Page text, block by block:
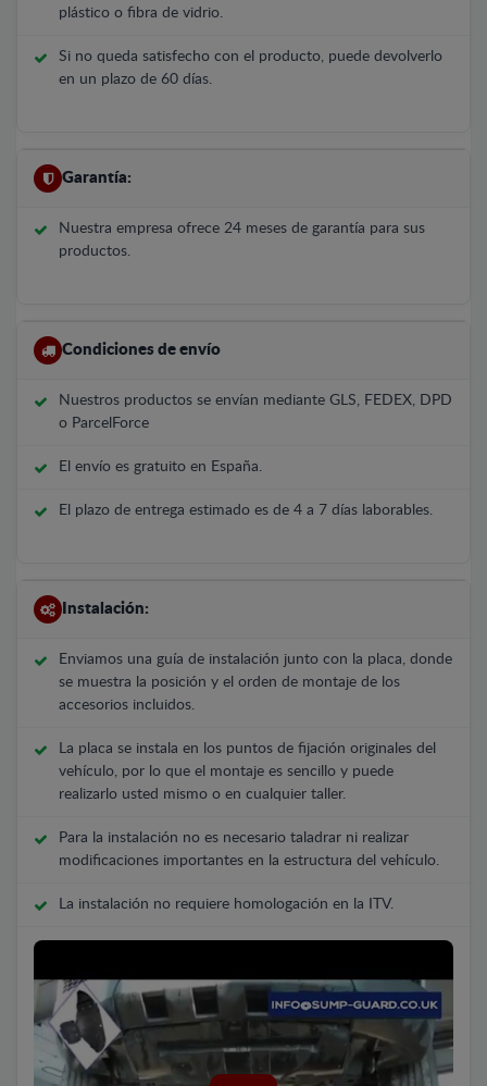
plástico o fibra de vidrio.
Si no queda satisfecho con el producto, puede devolverlo
en un plazo de 60 días.
Garantía:
Nuestra empresa ofrece 24 meses de garantía para sus
productos.
Condiciones de envío
Nuestros productos se envían mediante GLS, FEDEX, DPD
o ParcelForce
El envío es gratuito en España.
El plazo de entrega estimado es de 4 a 7 días laborables.
Instalación:
Enviamos una guía de instalación junto con la placa, donde
se muestra la posición y el orden de montaje de los
accesorios incluidos.
La placa se instala en los puntos de fijación originales del
vehículo, por lo que el montaje es sencillo y puede
realizarlo usted mismo o en cualquier taller.
Para la instalación no es necesario taladrar ni realizar
modificaciones importantes en la estructura del vehículo.
La instalación no requiere homologación en la ITV.